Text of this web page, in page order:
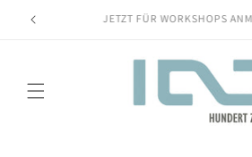
KNAUP DESIGN + SOUL + ACADEMY =